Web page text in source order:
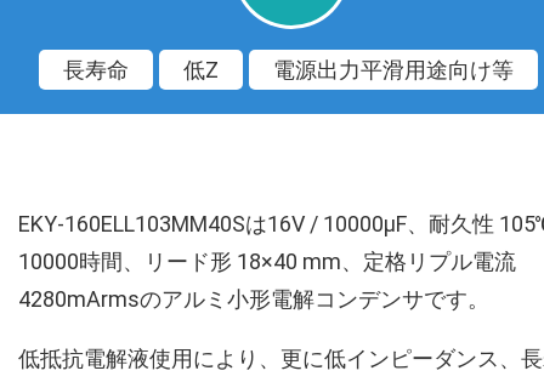
長寿命 低Z 電源出力平滑用途向け等
EKY-160ELL103MM40Sは16V / 10000µF、耐久性
10000時間、リード形 18×40 mm、定格リプル電流
4280mArmsのアルミ小形電解コンデンサです。
低抵抗電解液使用により、更に低インピーダンス、